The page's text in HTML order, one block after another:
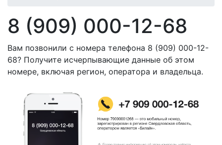
8 (909) 000-12-68
Вам позвонили с номера телефона 8 (909) 000-12-
68? Получите исчерпывающие данные об этом
номере, включая регион, оператора и владельца.